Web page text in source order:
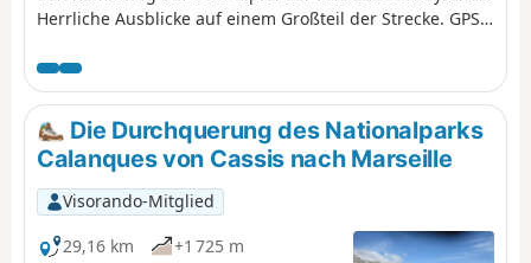
Herrliche Ausblicke auf einem Großteil der Strecke. GPS
Die Durchquerung des Nationalparks
Calanques von Cassis nach Marseille
Visorando-Mitglied
29,16 km
+1 725 m